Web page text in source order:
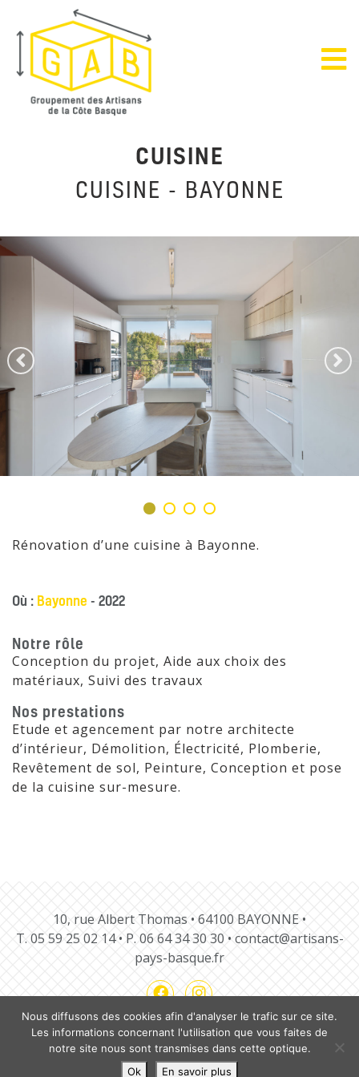
CUISINE
CUISINE - BAYONNE
Rénovation d’une cuisine à Bayonne.
Où : Bayonne - 2022
Notre rôle
Conception du projet, Aide aux choix des
matériaux, Suivi des travaux
Nos prestations
Etude et agencement par notre architecte
d’intérieur, Démolition, Électricité, Plomberie,
Revêtement de sol, Peinture, Conception et pose
de la cuisine sur-mesure.
10, rue Albert Thomas • 64100 BAYONNE •
T. 05 59 25 02 14• P. 06 64 34 30 30 • contact@artisans-
pays-basque.fr
Notre charte Nos guides
Mentions légales
Nous diffusons des cookies afin d'analyser le trafic sur ce site.
Les informations concernant l'utilisation que vous faites de
notre site nous sont transmises dans cette optique.
Ok
En savoir plus